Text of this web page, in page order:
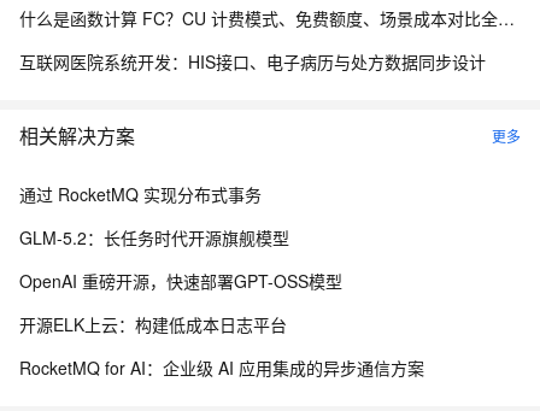
什么是函数计算 FC？CU 计费模式、免费额度、场景成本对比全说明
互联网医院系统开发：HIS接口、电子病历与处方数据同步设计
相关解决方案 更多
通过 RocketMQ 实现分布式事务
GLM-5.2：长任务时代开源旗舰模型
OpenAI 重磅开源，快速部署GPT-OSS模型
开源ELK上云：构建低成本日志平台
RocketMQ for AI：企业级 AI 应用集成的异步通信方案